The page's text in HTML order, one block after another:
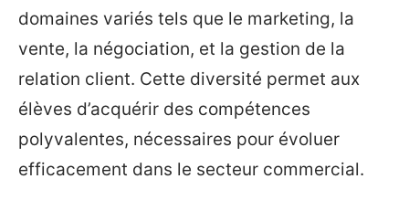
domaines variés tels que le marketing, la
vente, la négociation, et la gestion de la
relation client. Cette diversité permet aux
élèves d’acquérir des compétences
polyvalentes, nécessaires pour évoluer
efficacement dans le secteur commercial.